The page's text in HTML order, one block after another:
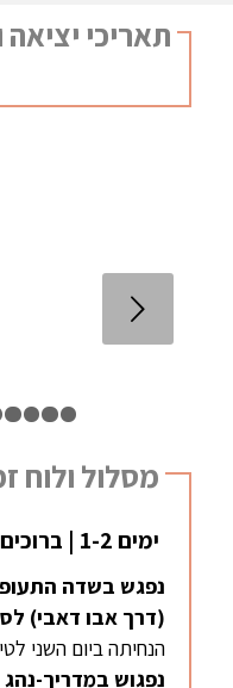
תאריכי יציאה
2 3 4 5
מסלול ולוח
ימים 1-2 | ברוכים הבאים לסרי לנקה
נפגש בשדה
(דרך אבו דאבי)
הנחיתה ביום השני
נפגוש במדריך-